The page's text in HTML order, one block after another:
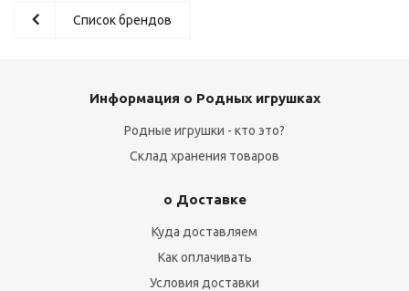
Список брендов
Информация о Родных игрушках
Родные игрушки - кто это?
Склад хранения товаров
о Доставке
Куда доставляем
Как оплачивать
Условия доставки